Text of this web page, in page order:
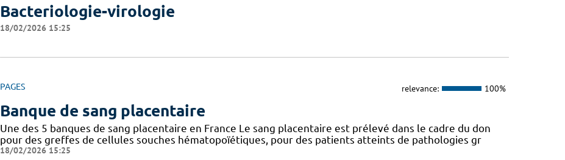
Bacteriologie-virologie
18/02/2026 15:25
PAGES relevance: 100%
Banque de sang placentaire
Une des 5 banques de sang placentaire en France Le sang placentaire est prélevé dans le cadre du don
pour des greffes de cellules souches hématopoïétiques, pour des patients atteints de pathologies gr
18/02/2026 15:25